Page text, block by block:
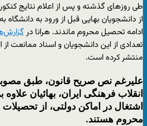
از دانشجویان بهایی قبل از ورود به دانشگاه
ادامه تحصیل محروم ماندند. هرانا در
تعدادی از این دانشجویان و اسناد ممانعت از
منتشر کرده است.
علیرغم نص صریح قانون، طبق
انقلاب فرهنگی ایران، بهائیان
اشتغال در اماکن دولتی، از تحصیلات
محروم هستند.